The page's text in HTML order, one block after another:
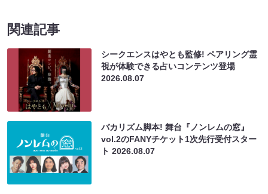
関連記事
シークエンスはやとも監修! ペアリング霊
視が体験できる占いコンテンツ登場
2026.08.07
バカリズム脚本! 舞台『ノンレムの窓』
vol.2のFANYチケット1次先行受付スター
ト2026.08.07